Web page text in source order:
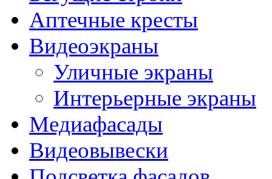
Аптечные кресты
Видеоэкраны
Уличные экраны
Интерьерные экраны
Медиафасады
Видеовывески